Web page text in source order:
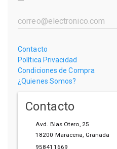
Contacto
Política Privacidad
Condiciones de Compra
¿Quienes Somos?
Contacto
Avd. Blas Otero, 25
18200 Maracena, Granada
958411669